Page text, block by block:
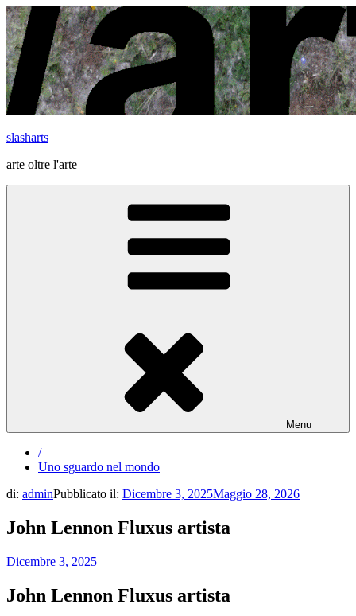
Vai
al
contenuto
slasharts
arte oltre l'arte
Menu
/
Uno sguardo nel mondo
di: adminPubblicato il: Dicembre 3, 2025Maggio 28, 2026
John Lennon Fluxus artista
Dicembre 3, 2025
John Lennon Fluxus artista